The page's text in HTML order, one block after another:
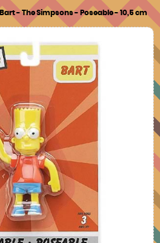
Bart - The Simpsons - Poseable - 10,5 cm